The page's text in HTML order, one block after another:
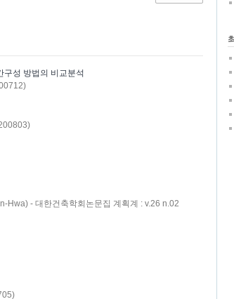
구성 방법의 비교분석
Hwa) - 대한건축학회논문집 계획계 : v.26 n.02